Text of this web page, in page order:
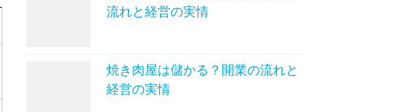
流れと経営の実情
焼き肉屋は儲かる？開業の流れと
経営の実情